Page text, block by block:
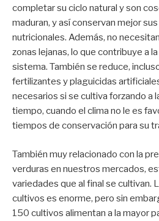
completar su ciclo natural y son
maduran, y así conservan mejor
nutricionales. Además, no
zonas lejanas, lo que contribuye a
sistema. También se reduce,
fertilizantes y plaguicidas
necesarios si se cultiva forzando a
tiempo, cuando el clima no le es
tiempos de conservación para su
También muy relacionado con la
verduras en nuestros mercados,
variedades que al final se cultivan.
cultivos es enorme, pero sin
150 cultivos alimentan a la mayor